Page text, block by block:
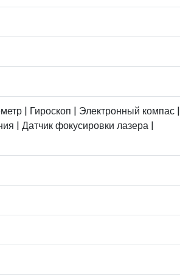
| Гироскоп | Электронный компас |
| Датчик фокусировки лазера |